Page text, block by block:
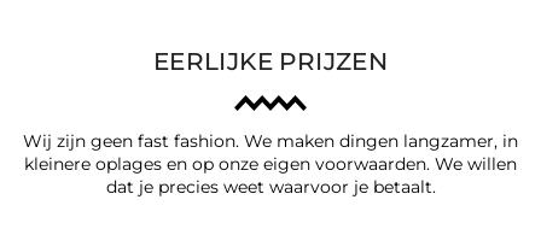
EERLIJKE PRIJZEN
Wij zijn geen fast fashion. We maken dingen langzamer, in
kleinere oplages en op onze eigen voorwaarden. We willen
dat je precies weet waarvoor je betaalt.